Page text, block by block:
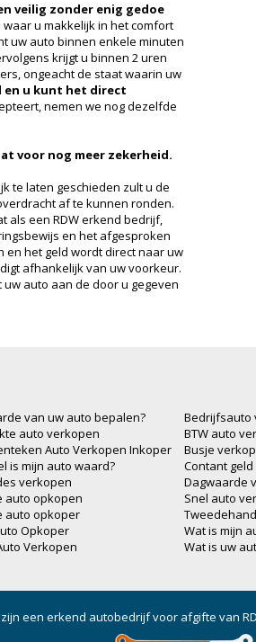
veilig zonder enig gedoe
u makkelijk in het comfort
uw auto binnen enkele minuten
krijgt u binnen 2 uren
ongeacht de staat waarin uw
en u kunt het direct
nemen we nog dezelfde
voor nog meer zekerheid.
te laten geschieden zult u de
af te kunnen ronden.
als een RDW erkend bedrijf,
en het afgesproken
en het geld wordt direct naar uw
afhankelijk van uw voorkeur.
auto aan de door u gegeven
van uw auto bepalen?
auto verkopen
Auto Verkopen Inkoper
is mijn auto waard?
verkopen
auto opkopen
auto opkoper
Opkoper
Verkopen
Bedrijfsauto
BTW auto
Busje
Contant
Dagwaarde
Snel auto
Wat is mijn
Wat is uw
een erkend autobedrijf voor afgifte van